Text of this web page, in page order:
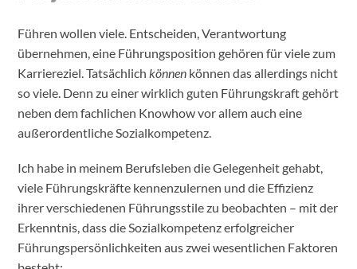
Führen wollen viele. Entscheiden, Verantwortung
übernehmen, eine Führungsposition gehören für viele zum
Karriereziel. Tatsächlichkönnen können das allerdings nicht
so viele. Denn zu einer wirklich guten Führungskraft gehört
neben dem fachlichen Knowhow vor allem auch eine
außerordentliche Sozialkompetenz.
Ich habe in meinem Berufsleben die Gelegenheit gehabt,
viele Führungskräfte kennenzulernen und die Effizienz
ihrer verschiedenen Führungsstile zu beobachten – mit der
Erkenntnis, dass die Sozialkompetenz erfolgreicher
Führungspersönlichkeiten aus zwei wesentlichen Faktoren